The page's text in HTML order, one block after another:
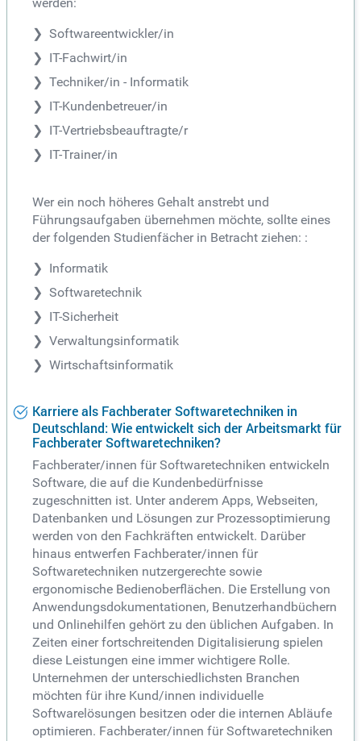
werden:
Softwareentwickler/in
IT-Fachwirt/in
Techniker/in - Informatik
IT-Kundenbetreuer/in
IT-Vertriebsbeauftragte/r
IT-Trainer/in
Wer ein noch höheres Gehalt anstrebt und
Führungsaufgaben übernehmen möchte, sollte eines
der folgenden Studienfächer in Betracht ziehen: :
Informatik
Softwaretechnik
IT-Sicherheit
Verwaltungsinformatik
Wirtschaftsinformatik
Karriere als Fachberater Softwaretechniken in
Deutschland: Wie entwickelt sich der Arbeitsmarkt für
Fachberater Softwaretechniken?
Fachberater/innen für Softwaretechniken entwickeln
Software, die auf die Kundenbedürfnisse
zugeschnitten ist. Unter anderem Apps, Webseiten,
Datenbanken und Lösungen zur Prozessoptimierung
werden von den Fachkräften entwickelt. Darüber
hinaus entwerfen Fachberater/innen für
Softwaretechniken nutzergerechte sowie
ergonomische Bedienoberflächen. Die Erstellung von
Anwendungsdokumentationen, Benutzerhandbüchern
und Onlinehilfen gehört zu den üblichen Aufgaben. In
Zeiten einer fortschreitenden Digitalisierung spielen
diese Leistungen eine immer wichtigere Rolle.
Unternehmen der unterschiedlichsten Branchen
möchten für ihre Kund/innen individuelle
Softwarelösungen besitzen oder die internen Abläufe
optimieren. Fachberater/innen für Softwaretechniken